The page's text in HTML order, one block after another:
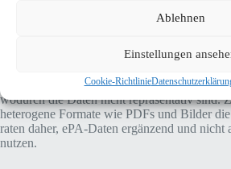
Ablehnen
Einstellungen
Cookie-Richtlinie
Medikationslisten. Expertinnen und Experten
Krankheiten zu verstehen. Kritisch werden
widersprechen können und privat Versicherte
wodurch die Daten nicht repräsentativ sind.
heterogene Formate wie PDFs und Bilder
raten daher, ePA-Daten ergänzend und nicht
nutzen.